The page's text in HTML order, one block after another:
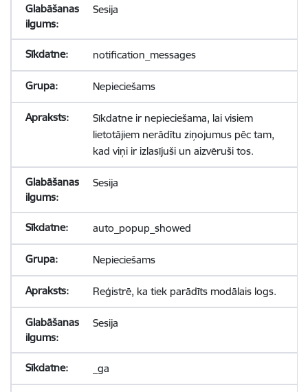
Sesija
notification_messages
Nepieciešams
Sīkdatne ir nepieciešama, lai visiem
lietotājiem nerādītu ziņojumus pēc tam,
kad viņi ir izlasījuši un aizvēruši tos.
Sesija
auto_popup_showed
Nepieciešams
Reģistrē, ka tiek parādīts modālais logs.
Sesija
_ga